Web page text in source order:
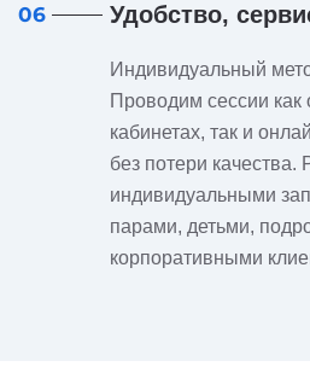
06 Удобство,
Индивидуальный
Проводим сессии как
кабинетах, так и
без потери качества.
индивидуальными
парами, детьми,
корпоративными